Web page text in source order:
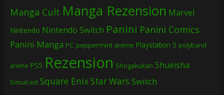
Manga Cult Manga Rezension Marvel
Nintendo Nintendo Switch Panini Panini Comics
Panini Manga PC peppermint anime Playstation 5 polyband
anime PS5 Rezension Shogakukan Shueisha
Simulcast Square EnixStar Wars Switch